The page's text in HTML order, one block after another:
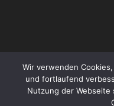
Wir verwenden
und fortlaufend
Nutzung der Webseite